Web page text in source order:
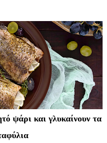
ψάρι και γλυκαίνουν τα